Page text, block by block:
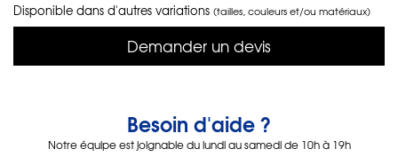
Disponible dans d'autres variations (tailles, couleurs et/ou matériaux)
Demander un devis
Besoin d'aide ?
Notre équipe est joignable du lundi au samedi de 10h à 19h